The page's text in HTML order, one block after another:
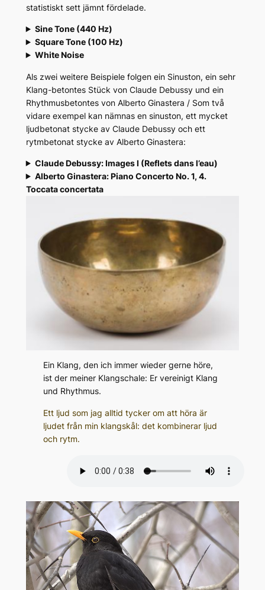
statistiskt sett jämnt fördelade.
Sine Tone (440 Hz)
Square Tone (100 Hz)
White Noise
Als zwei weitere Beispiele folgen ein Sinuston, ein sehr
Klang-betontes Stück von Claude Debussy und ein
Rhythmusbetontes von Alberto Ginastera / Som två
vidare exempel kan nämnas en sinuston, ett mycket
ljudbetonat stycke av Claude Debussy och ett
rytmbetonat stycke av Alberto Ginastera:
Claude Debussy: Images I (Reflets dans l’eau)
Alberto Ginastera: Piano Concerto No. 1, 4.
Toccata concertata
Ein Klang, den ich immer wieder gerne höre,
ist der meiner Klangschale: Er vereinigt Klang
und Rhythmus.
Ett ljud som jag alltid tycker om att höra är
ljudet från min klangskål: det kombinerar ljud
och rytm.